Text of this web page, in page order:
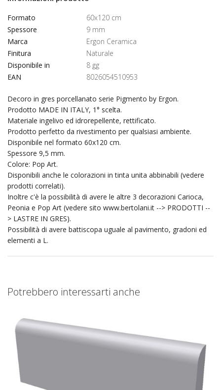
Formato
60x120 cm
Spessore
9 mm
Marca
Ergon Ceramica
Finitura
Naturale
Disponibile in
8 gg
EAN
8026054510953
Decoro in gres porcellanato serie Pigmento by Ergon.
Prodotto MADE IN ITALY, 1° scelta.
Materiale ingelivo ed idrorepellente, rettificato.
Prodotto perfetto da rivestimento per qualsiasi ambiente.
Disponibile nel formato 60x120 cm.
Spessore 9,5 mm.
Colore: Pop Art.
Disponibili anche le colorazioni in tinta unita abbinabili (vedere
prodotti correlati).
Inoltre c'è la possibilità di avere le altre 3 decorazioni Carioca,
Peonia e Pop Art (vedere sito www.bertolani.it --> PRODOTTI --
> LASTRE IN GRES).
Possibilità di avere battiscopa uguale al pavimento, gradoni ed
elementi a L.
Potrebbero interessarti anche